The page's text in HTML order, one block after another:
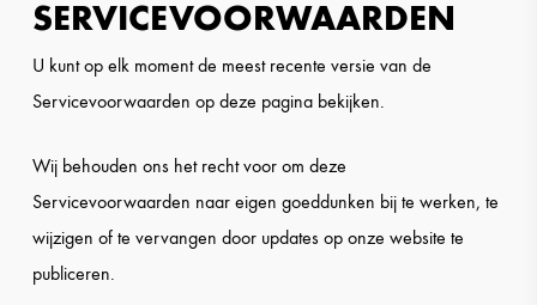
SERVICEVOORWAARDEN
U kunt op elk moment de meest recente versie van de
Servicevoorwaarden op deze pagina bekijken.
Wij behouden ons het recht voor om deze
Servicevoorwaarden naar eigen goeddunken bij te werken, te
wijzigen of te vervangen door updates op onze website te
publiceren.